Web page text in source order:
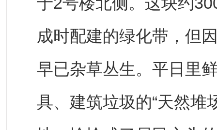
成时配建的绿化带，但
早已杂草丛生。平日里
具、建筑垃圾的“天然堆